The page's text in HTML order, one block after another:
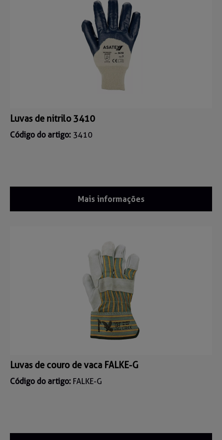
Luvas de nitrilo 3410
Código do artigo: 3410
Mais informações
Luvas de couro de vaca FALKE-G
Código do artigo: FALKE-G